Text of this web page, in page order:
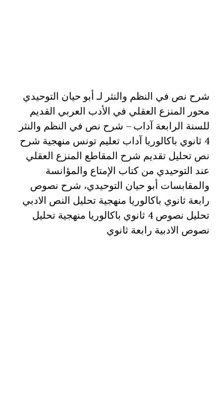
شرح نص في النظم والنثر لـ أبو حيان التوحيدي
محور المنزع العقلي في الأدب العربي القديم
للسنة الرابعة آداب – شرح نص في النظم والنثر
4 ثانوي باكالوريا آداب تعليم تونس منهجية شرح
نص تحليل تقديم شرح المقاطع المنزع العقلي
عند التوحيدي من كتاب الإمتاع والمؤانسة
والمقابسات أبو حيان التوحيدي، شرح نصوص
رابعة ثانوي باكالوريا منهجية تحليل النص الادبي
تحليل نصوص 4 ثانوي باكالوريا منهجية تحليل
نصوص الادبية رابعة ثانوي